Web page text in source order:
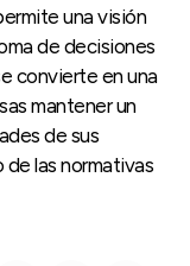
una visión
de decisiones
convierte en una
mantener un
de sus
las normativas